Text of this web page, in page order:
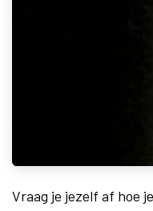
Vraag je jezelf af hoe